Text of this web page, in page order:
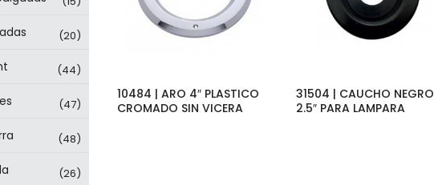
(20)
(44)
(47)
(48)
(26)
10484 | ARO 4″ PLASTICO
CROMADO SIN VICERA
31504 | CAUCHO NEGRO
2.5″ PARA LAMPARA